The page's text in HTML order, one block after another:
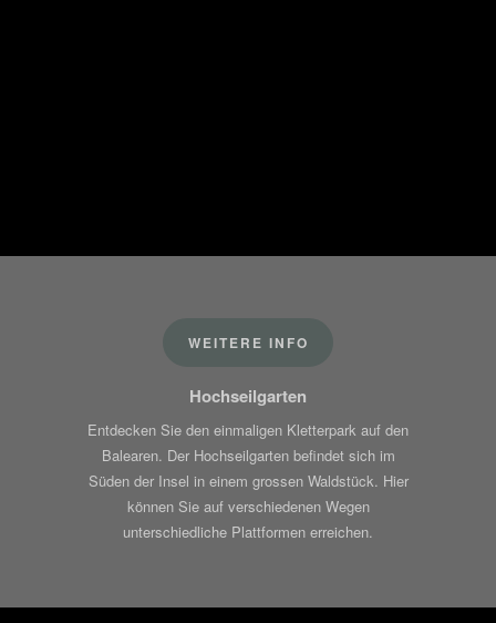
WEITERE INFO
Hochseilgarten
Entdecken Sie den einmaligen Kletterpark auf den
Balearen. Der Hochseilgarten befindet sich im
Süden der Insel in einem grossen Waldstück. Hier
können Sie auf verschiedenen Wegen
unterschiedliche Plattformen erreichen.